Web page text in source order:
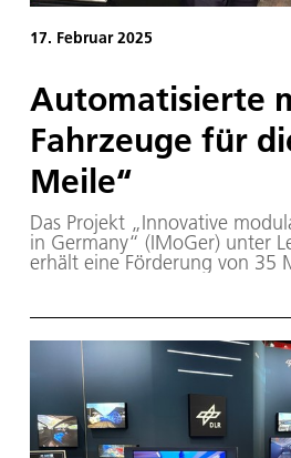
17. Februar 2025
Automatisierte
Fahrzeuge für
Meile“
Das Projekt „Innovative
in Germany“ (IMoGer) unter
erhält eine Förderung von 35
Elektrofahrzeuge sowohl den
Personennahverkehr als auch
einem ganzheitlichen
sogenannten „letzten Meile“